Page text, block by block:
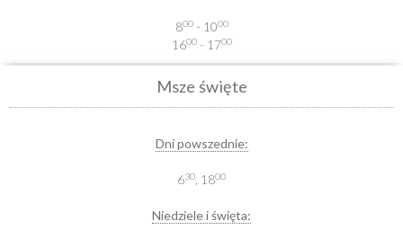
800- 1000
1600- 1700
Msze święte
Dni powszednie:
630 , 1800
Niedziele i święta: